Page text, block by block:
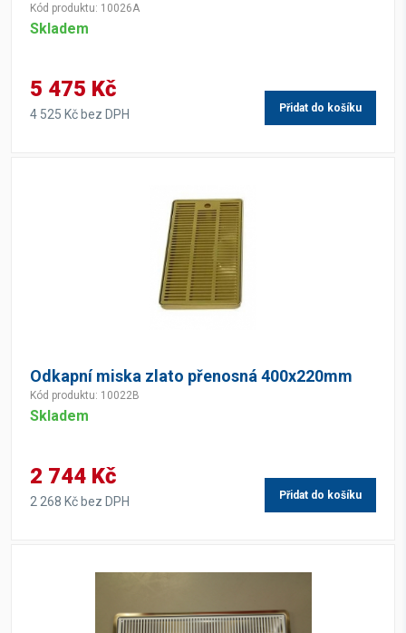
Kód produktu: 10026A
Skladem
5 475 Kč
4 525 Kč bez DPH Přidat do košíku
Odkapní miska zlato přenosná 400x220mm
Kód produktu: 10022B
Skladem
2 744 Kč
2 268 Kč bez DPH Přidat do košíku